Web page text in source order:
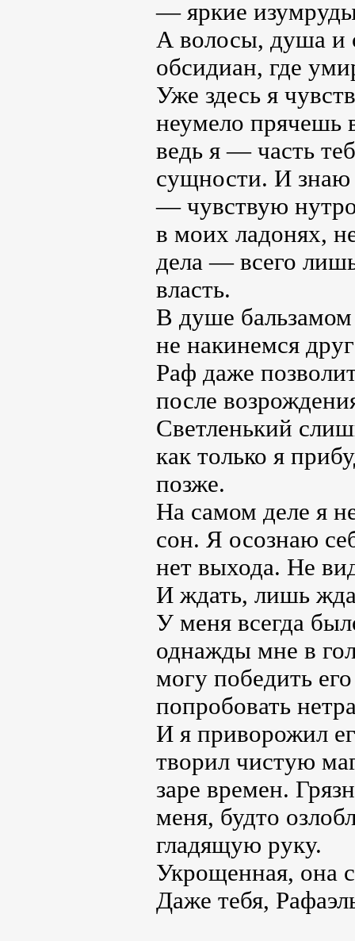
— яркие
А волосы, душа и
обсидиан, где
Уже здесь я
неумело прячешь
ведь я — часть
сущности. И знаю
— чувствую
в моих ладонях,
дела — всего
власть.
В душе
не накинемся
Раф даже
после
Светленький
как только я
позже.
На самом деле я
сон. Я осознаю
нет выхода. Не
И ждать, лишь
У меня всегда
однажды мне в
могу победить
попробовать
И я приворожил
творил чистую
заре времен.
меня, будто
гладящую руку.
Укрощенная, она
Даже тебя,